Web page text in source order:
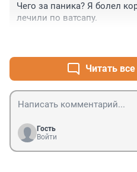
Чего за паника? Я болел
лечили по ватсапу.
Читать
Гость
Войти